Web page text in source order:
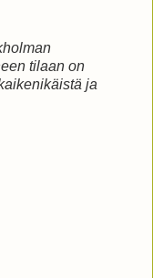
tilaan on
ja